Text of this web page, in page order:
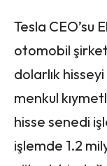
Tesla CEO’su
otomobil
dolarlık
menkul
hisse senedi
işlemde 1.2